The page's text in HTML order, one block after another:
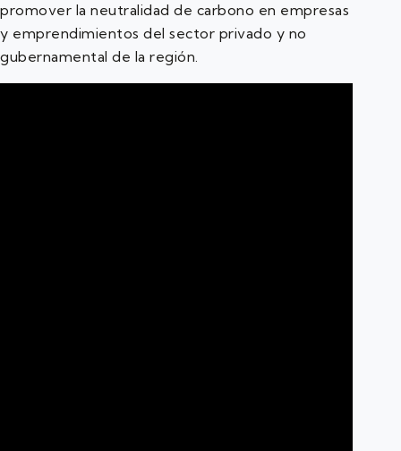
promover la neutralidad de carbono en empresas
y emprendimientos del sector privado y no
gubernamental de la región.